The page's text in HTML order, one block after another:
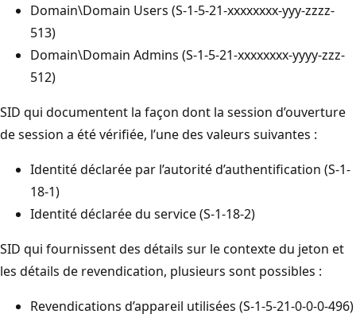
Domain\Domain Users (S-1-5-21-xxxxxxxx-yyy-zzzz-
513)
Domain\Domain Admins (S-1-5-21-xxxxxxxx-yyyy-zzz-
512)
SID qui documentent la façon dont la session d’ouverture
de session a été vérifiée, l’une des valeurs suivantes :
Identité déclarée par l’autorité d’authentification (S-1-
18-1)
Identité déclarée du service (S-1-18-2)
SID qui fournissent des détails sur le contexte du jeton et
les détails de revendication, plusieurs sont possibles :
Revendications d’appareil utilisées (S-1-5-21-0-0-0-496)